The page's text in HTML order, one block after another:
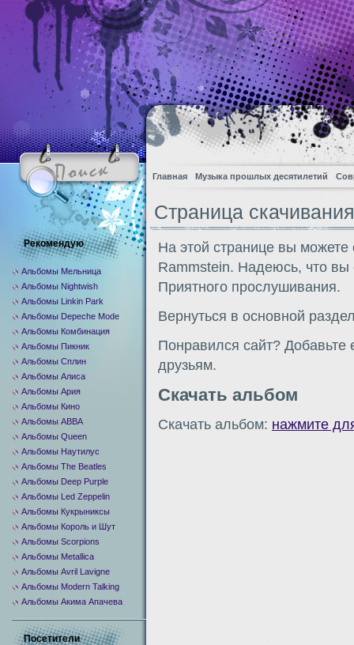
Главная Музыка прошлых десятилетий
Страница
На этой странице вы можете
Rammstein. Надеюсь, что вы
Приятного прослушивания.
Вернуться в основной
Понравился сайт? Добавьте
друзьям.
Скачать альбом
Скачать альбом: нажмите
Рекомендую
Альбомы Мельница
Альбомы Nightwish
Альбомы Linkin Park
Альбомы Depeche Mode
Альбомы Комбинация
Альбомы Пикник
Альбомы Сплин
Альбомы Алиса
Альбомы Ария
Альбомы Кино
Альбомы ABBA
Альбомы Queen
Альбомы Наутилус
Альбомы The Beatles
Альбомы Deep Purple
Альбомы Led Zeppelin
Альбомы Кукрыниксы
Альбомы Король и Шут
Альбомы Scorpions
Альбомы Metallica
Альбомы Avril Lavigne
Альбомы Modern Talking
Альбомы Акима Апачева
Посетители